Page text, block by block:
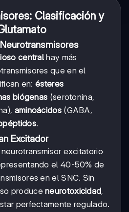
Clasificación y
central hay más
que en el
en:ésteres
biógenas (serotonina,
aminoácidos(GABA,
.
Excitador
excitatorio
el 40-50% de
en el SNC. Sin
produceneurotoxicidad,
perfectamente regulado.